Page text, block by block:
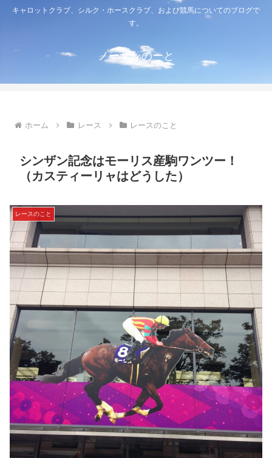
キャロットクラブ、シルク・ホースクラブ、および競馬についてのブログで
す。
ノーザンのーと
ホーム レース レースのこと
シンザン記念はモーリス産駒ワンツー！
（カスティーリャはどうした）
レースのこと